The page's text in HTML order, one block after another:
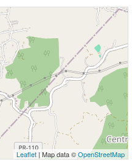
Leaflet | Map data ©OpenStreetMap